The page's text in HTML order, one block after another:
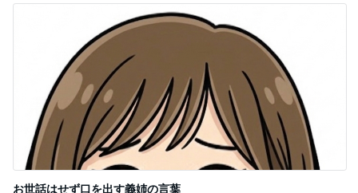
お世話はせず口を出す義姉の言葉